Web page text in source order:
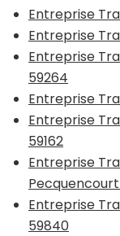
Entreprise
Entreprise
Entreprise
59264
Entreprise
Entreprise
59162
Entreprise
Pecquencourt
Entreprise
59840